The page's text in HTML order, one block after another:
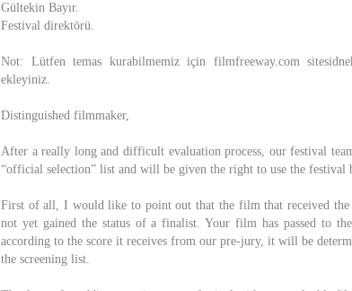
Gültekin Bayır.
Festival direktörü.
Not: Lütfen temas kurabilmemiz için filmfreeway.com
ekleyiniz.
Distinguished filmmaker,
After a really long and difficult evaluation process, our festival
“official selection” list and will be given the right to use the festival
First of all, I would like to point out that the film that received the
not yet gained the status of a finalist. Your film has passed to
according to the score it receives from our pre-jury, it will be
the screening list.